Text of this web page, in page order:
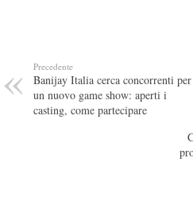
Precedente
Banijay Italia cerca concorrenti per
un nuovo game show: aperti i
casting, come partecipare